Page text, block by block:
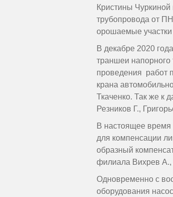
Кристины
трубопровода от
орошаемые
В декабре 2020
траншеи
проведения работ
крана
Ткаченко. Так же к
Резников Г.,
В настоящее время
для компенсации
образный
филиала Вихрев А.,
Одновременно с
оборудования